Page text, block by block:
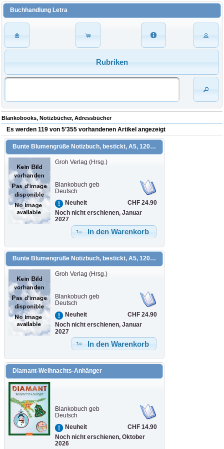
Buchhandlung Letra
Rubriken
Blankobooks, Notizbücher, Adressbücher
Es werden 119 von 5’355 vorhandenen Artikel angezeigt
Bunte Blumengrüße Notizbuch, bestickt, A5, 120 Blätter, royalblau
Groh Verlag (Hrsg.)
Blankobuch geb
Deutsch
Neuheit
CHF 24.90
Noch nicht erschienen, Januar
2027
In den Warenkorb
Bunte Blumengrüße Notizbuch, bestickt, A5, 120 Blätter, beige
Groh Verlag (Hrsg.)
Blankobuch geb
Deutsch
Neuheit
CHF 24.90
Noch nicht erschienen, Januar
2027
In den Warenkorb
Diamant-Weihnachts-Anhänger
Blankobuch geb
Deutsch
Neuheit
CHF 14.90
Noch nicht erschienen, Oktober
2026